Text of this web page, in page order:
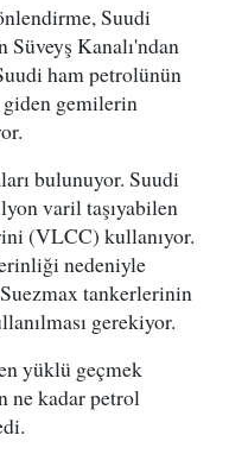
Suudi
Kanalı'ndan
ham petrolünün
giden gemilerin
bulunuyor. Suudi
varil taşıyabilen
(VLCC) kullanıyor.
nedeniyle
tankerlerinin
gerekiyor.
yüklü geçmek
ne kadar petrol